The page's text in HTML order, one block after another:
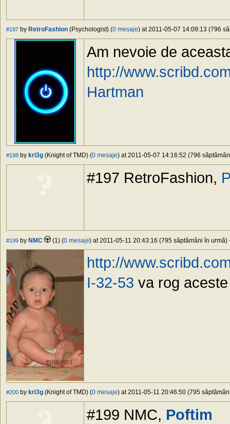
#197 by RetroFashion (Psychologist) (0 mesaje) at 2011-05-07 14:09:13 (796
Am nevoie de
http://
Hartman
#198 by kri3g (Knight of TMD) (0 mesaje) at 2011-05-07 14:16:52 (796
#197 RetroFashion,
#199 by NMC (1) (0 mesaje) at 2011-05-11 20:43:16 (795 săptămâni în urmă)
http://
I-32-53 va rog
#200 by kri3g (Knight of TMD) (0 mesaje) at 2011-05-11 20:46:50 (795
#199 NMC, Poftim